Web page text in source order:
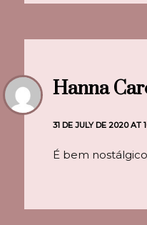
Hanna
31 DE JULY DE 2020 AT
É bem